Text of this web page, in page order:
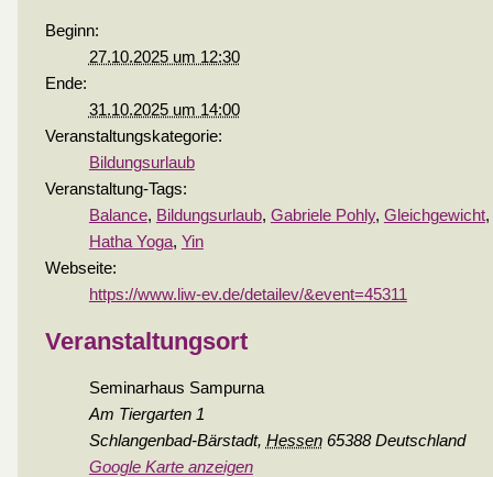
Beginn:
27.10.2025 um 12:30
Ende:
31.10.2025 um 14:00
Veranstaltungskategorie:
Bildungsurlaub
Veranstaltung-Tags:
Balance, Bildungsurlaub, Gabriele Pohly, Gleichgewicht,
Hatha Yoga, Yin
Webseite:
https://www.liw-ev.de/detailev/&event=45311
Veranstaltungsort
Seminarhaus Sampurna
Am Tiergarten 1
Schlangenbad-Bärstadt, Hessen 65388 Deutschland
Google Karte anzeigen